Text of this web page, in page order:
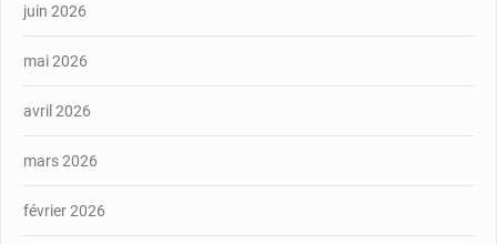
juin 2026
mai 2026
avril 2026
mars 2026
février 2026